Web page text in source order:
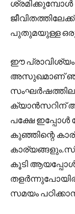
പുതുമയുള്ള ഒരു
ഈ പ്രാവിശ്യം
അസുഖമാണ്
ക്യാൻസറിന്
പക്ഷേ ഇപ്പോൾ
കുഞ്ഞിന്റെ
കൂടി
സമയം